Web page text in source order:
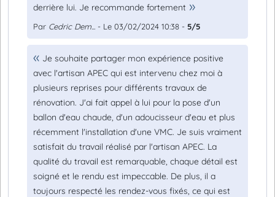
derrière lui. Je recommande fortement
Par Cedric Dem... - Le 03/02/2024 10:38 - 5/5
Je souhaite partager mon expérience positive
avec l'artisan APEC qui est intervenu chez moi à
plusieurs reprises pour différents travaux de
rénovation. J'ai fait appel à lui pour la pose d'un
ballon d'eau chaude, d'un adoucisseur d'eau et plus
récemment l'installation d'une VMC. Je suis vraiment
satisfait du travail réalisé par l'artisan APEC. La
qualité du travail est remarquable, chaque détail est
soigné et le rendu est impeccable. De plus, il a
toujours respecté les rendez-vous fixés, ce qui est